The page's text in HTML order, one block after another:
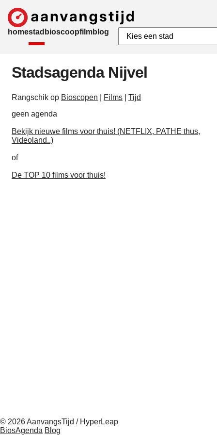
homestad bioscoopfilmblog
Stadsagenda Nijvel
Rangschik op Bioscopen Films
Tijd
geen agenda
Bekijk nieuwe films voor thuis! (NETFLIX, PATHE thus,
Videoland..)
of
De TOP 10 films voor thuis!
© 2026 AanvangsTijd / HyperLeap
BiosAgenda Blog